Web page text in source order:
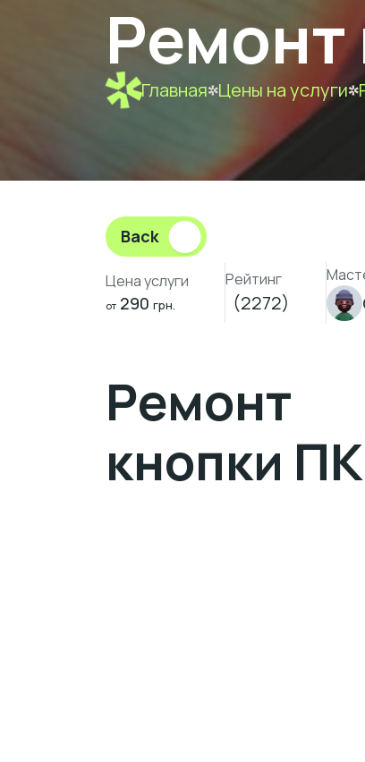
Ремонт
Главная Цены на услуги
Back
Цена услуги
от 290 грн.
Рейтинг
(2272)
Ремонт
кнопки ПК